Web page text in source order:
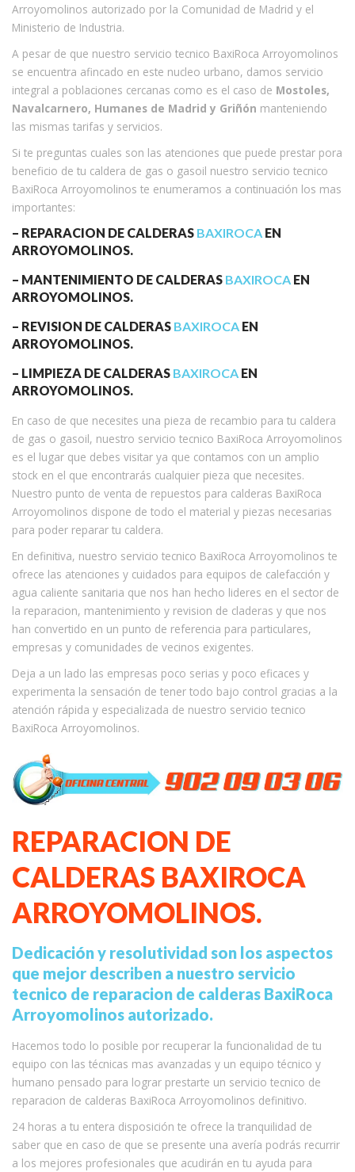
Arroyomolinos autorizado por la Comunidad de Madrid y el
Ministerio de Industria.
A pesar de que nuestro servicio tecnico BaxiRoca Arroyomolinos
se encuentra afincado en este nucleo urbano, damos servicio
integral a poblaciones cercanas como es el caso de Mostoles,
Navalcarnero, Humanes de Madrid y Griñón manteniendo
las mismas tarifas y servicios.
Si te preguntas cuales son las atenciones que puede prestar pora
beneficio de tu caldera de gas o gasoil nuestro servicio tecnico
BaxiRoca Arroyomolinos te enumeramos a continuación los mas
importantes:
– REPARACION DE CALDERAS BAXIROCA EN
ARROYOMOLINOS.
– MANTENIMIENTO DE CALDERAS BAXIROCA EN
ARROYOMOLINOS.
– REVISION DE CALDERAS BAXIROCA EN
ARROYOMOLINOS.
– LIMPIEZA DE CALDERAS BAXIROCA EN
ARROYOMOLINOS.
En caso de que necesites una pieza de recambio para tu caldera
de gas o gasoil, nuestro servicio tecnico BaxiRoca Arroyomolinos
es el lugar que debes visitar ya que contamos con un amplio
stock en el que encontrarás cualquier pieza que necesites.
Nuestro punto de venta de repuestos para calderas BaxiRoca
Arroyomolinos dispone de todo el material y piezas necesarias
para poder reparar tu caldera.
En definitiva, nuestro servicio tecnico BaxiRoca Arroyomolinos te
ofrece las atenciones y cuidados para equipos de calefacción y
agua caliente sanitaria que nos han hecho lideres en el sector de
la reparacion, mantenimiento y revision de claderas y que nos
han convertido en un punto de referencia para particulares,
empresas y comunidades de vecinos exigentes.
Deja a un lado las empresas poco serias y poco eficaces y
experimenta la sensación de tener todo bajo control gracias a la
atención rápida y especializada de nuestro servicio tecnico
BaxiRoca Arroyomolinos.
REPARACION DE
CALDERAS BAXIROCA
ARROYOMOLINOS.
Dedicación y resolutividad son los aspectos
que mejor describen a nuestro servicio
tecnico de reparacion de calderas BaxiRoca
Arroyomolinos autorizado.
Hacemos todo lo posible por recuperar la funcionalidad de tu
equipo con las técnicas mas avanzadas y un equipo técnico y
humano pensado para lograr prestarte un servicio tecnico de
reparacion de calderas BaxiRoca Arroyomolinos definitivo.
24 horas a tu entera disposición te ofrece la tranquilidad de
saber que en caso de que se presente una avería podrás recurrir
a los mejores profesionales que acudirán en tu ayuda para